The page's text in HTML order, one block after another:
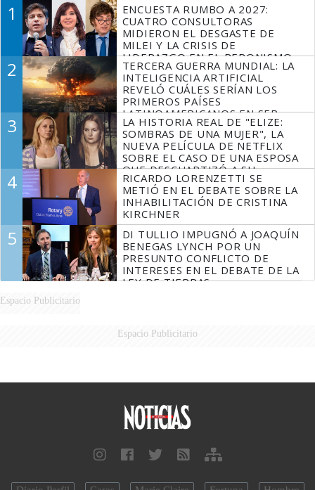
1
ENCUESTA RUMBO A 2027:
CUATRO CONSULTORAS
MIDIERON EL DESGASTE DE
MILEI Y LA CRISIS DE
LIDERAZGO EN EL PERONISMO
2
TERCERA GUERRA MUNDIAL: LA
INTELIGENCIA ARTIFICIAL
REVELÓ CUÁLES SERÍAN LOS
PRIMEROS PAÍSES
LATINOAMERICANOS EN SER
DERROTADOS
3
LA HISTORIA REAL DE "ELIZE:
SOMBRAS DE UNA MUJER", LA
NUEVA PELÍCULA DE NETFLIX
SOBRE EL CASO DE UNA ESPOSA
QUE DESCUARTIZÓ A SU
MARIDO
4
RICARDO LORENZETTI SE
METIÓ EN EL DEBATE SOBRE LA
INHABILITACIÓN DE CRISTINA
KIRCHNER
5
DI TULLIO IMPUGNÓ A JOAQUÍN
BENEGAS LYNCH POR UN
PRESUNTO CONFLICTO DE
INTERESES EN EL DEBATE DE LA
LEY DE TIERRAS
Espacio Publicitario
Espacio Publicitario